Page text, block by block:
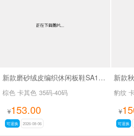
新款磨砂绒皮编织休闲板鞋SA18035
棕色 卡其色 35码-40码
¥153.00
可退换 2026-08-06
豹纹
¥
可退换